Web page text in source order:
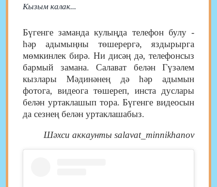
Кызым калак...
Бүгенге заманда кулыңда телефон булу -
һәр адымыңны төшерергә, яздырырга
мөмкинлек бирә. Ни дисәң дә, телефонсыз
бармый замана. Салават белән Гүзәлем
кызлары Мәдинәнең дә һәр адымын
фотога, видеога төшереп, инста дуслары
белән уртаклашып тора. Бүгенге видеосын
да сезнең белән уртаклашабыз.
Шәхси аккаунты salavat_minnikhanov